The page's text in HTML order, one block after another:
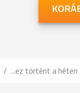
...ez történt a héten